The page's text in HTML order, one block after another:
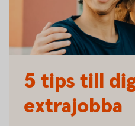
5 tips till
extrajobba